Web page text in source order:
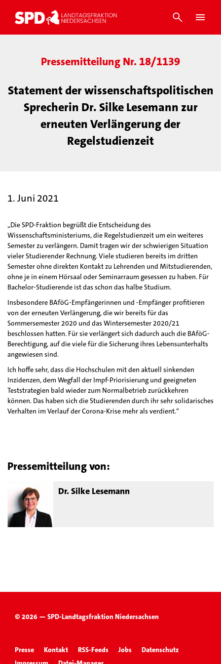
Pressemitteilung Nr. 18/1139
Statement der wissenschaftspolitischen
Sprecherin Dr. Silke Lesemann zur
erneuten Verlängerung der
Regelstudienzeit
1. Juni 2021
„Die SPD-Fraktion begrüßt die Entscheidung des
Wissenschaftsministeriums, die Regelstudienzeit um ein weiteres
Semester zu verlängern. Damit tragen wir der schwierigen Situation
vieler Studierender Rechnung. Viele studieren bereits im dritten
Semester ohne direkten Kontakt zu Lehrenden und Mitstudierenden,
ohne je in einem Hörsaal oder Seminarraum gesessen zu haben. Für
Bachelor-Studierende ist das schon das halbe Studium.
Insbesondere BAföG-Empfängerinnen und -Empfänger profitieren
von der erneuten Verlängerung, die wir bereits für das
Sommersemester 2020 und das Wintersemester 2020/21
beschlossen hatten. Für sie verlängert sich dadurch auch die BAföG-
Berechtigung, auf die viele für die Sicherung ihres Lebensunterhalts
angewiesen sind.
Ich hoffe sehr, dass die Hochschulen mit den aktuell sinkenden
Inzidenzen, dem Wegfall der Impf-Priorisierung und geeigneten
Teststrategien bald wieder zum Normalbetrieb zurückkehren
können. Das haben sich die Studierenden durch ihr sehr solidarisches
Verhalten im Verlauf der Corona-Krise mehr als verdient.“
Pressemitteilung von:
Dr. Silke Lesemann
© 2026 — SPD-Landtagsfraktion Niedersachsen
Presse Kontakt RSS-Feeds Jobs
Datenschutz